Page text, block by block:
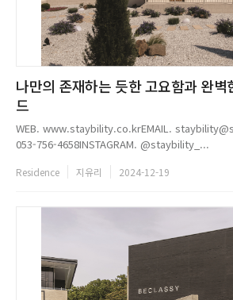
나만의 존재하는 듯한 고요함과 완벽
드
WEB. www.staybility.co.krEMAIL.
053-756-4658INSTAGRAM. @staybility_...
Residence 지유리 2024-12-19